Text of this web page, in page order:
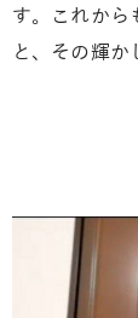
す。これから
と、その輝か